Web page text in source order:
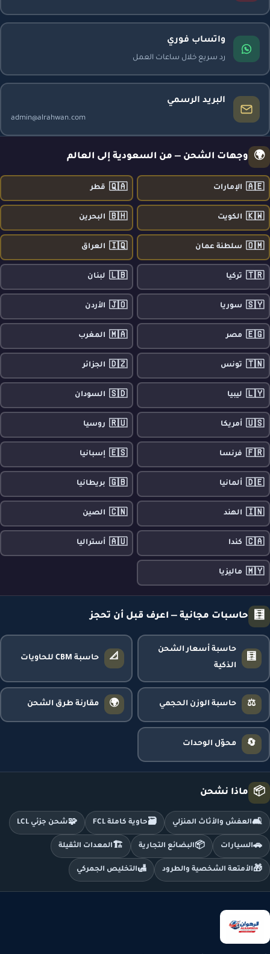
واتساب فوري
رد سريع خلال ساعات العمل
البريد الرسمي
admin@alrahwan.com
🌍 وجهات الشحن — من السعودية إلى العالم
🇦🇪 الإمارات 🇶🇦 قطر
🇰🇼 الكويت 🇧🇭 البحرين
🇴🇲 سلطنة عمان 🇮🇶 العراق
🇹🇷 تركيا 🇱🇧 لبنان
🇸🇾 سوريا 🇯🇴 الأردن
🇪🇬 مصر 🇲🇦 المغرب
🇹🇳 تونس 🇩🇿 الجزائر
🇱🇾 ليبيا 🇸🇩 السودان
🇺🇸 أمريكا 🇷🇺 روسيا
🇫🇷 فرنسا 🇪🇸 إسبانيا
🇩🇪 ألمانيا 🇬🇧 بريطانيا
🇮🇳 الهند 🇨🇳 الصين
🇨🇦 كندا 🇦🇺 أستراليا
🇲🇾 ماليزيا
🧮 حاسبات مجانية — اعرف قبل أن تحجز
🧮
حاسبة أسعار الشحن
الذكية
📐 حاسبة CBM للحاويات
⚖️ حاسبة الوزن الحجمي 🌍 مقارنة طرق الشحن
🔄 محوّل الوحدات
📦 ماذا نشحن
🛋️العفش والأثاث المنزلي 🗃️حاوية كاملة FCL 🧩شحن جزئي LCL
🚗السيارات 📦البضائع التجارية 🏗️المعدات الثقيلة
🎁الأمتعة الشخصية والطرود 🛃التخليص الجمركي